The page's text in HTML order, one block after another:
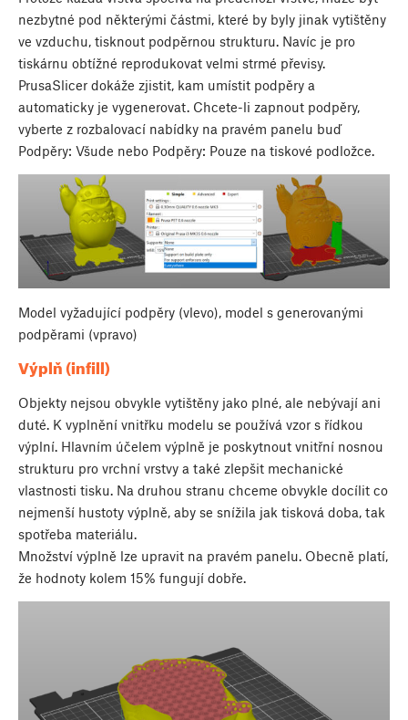
nezbytné pod některými částmi, které by byly jinak vytištěny
ve vzduchu, tisknout podpěrnou strukturu. Navíc je pro
tiskárnu obtížné reprodukovat velmi strmé převisy.
PrusaSlicer dokáže zjistit, kam umístit podpěry a
automaticky je vygenerovat. Chcete-li zapnout podpěry,
vyberte z rozbalovací nabídky na pravém panelu buď
Podpěry: Všude nebo Podpěry: Pouze na tiskové podložce.
Model vyžadující podpěry (vlevo), model s generovanými
podpěrami (vpravo)
Výplň (infill)
Objekty nejsou obvykle vytištěny jako plné, ale nebývají ani
duté. K vyplnění vnitřku modelu se používá vzor s řídkou
výplní. Hlavním účelem výplně je poskytnout vnitřní nosnou
strukturu pro vrchní vrstvy a také zlepšit mechanické
vlastnosti tisku. Na druhou stranu chceme obvykle docílit co
nejmenší hustoty výplně, aby se snížila jak tisková doba, tak
spotřeba materiálu.
Množství výplně lze upravit na pravém panelu. Obecně platí,
že hodnoty kolem 15% fungují dobře.